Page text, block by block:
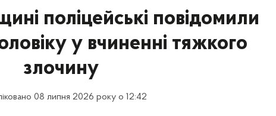
поліцейські повідомили
у вчиненні тяжкого
злочину
08 липня 2026 року о 12:42